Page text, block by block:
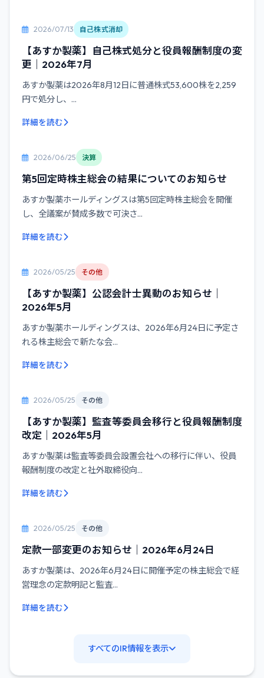
2026/07/13 自己株式消却
【あすか製薬】自己株式処分と役員報酬制度の変
更｜2026年7月
あすか製薬は2026年8月12日に普通株式53,600株を2,259
円で処分し、...
詳細を読む
2026/06/25 決算
第5回定時株主総会の結果についてのお知らせ
あすか製薬ホールディングスは第5回定時株主総会を開催
し、全議案が賛成多数で可決さ...
詳細を読む
2026/05/25 その他
【あすか製薬】公認会計士異動のお知らせ｜
2026年5月
あすか製薬ホールディングスは、2026年6月24日に予定さ
れる株主総会で新たな会...
詳細を読む
2026/05/25 その他
【あすか製薬】監査等委員会移行と役員報酬制度
改定｜2026年5月
あすか製薬は監査等委員会設置会社への移行に伴い、役員
報酬制度の改定と社外取締役向...
詳細を読む
2026/05/25 その他
定款一部変更のお知らせ｜2026年6月24日
あすか製薬は、2026年6月24日に開催予定の株主総会で経
営理念の定款明記と監査...
詳細を読む
すべてのIR情報を表示